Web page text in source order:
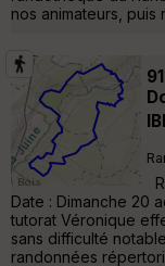
nos animateurs, puis
Date : Dimanche 20
tutorat Véronique
sans difficulté
randonnées